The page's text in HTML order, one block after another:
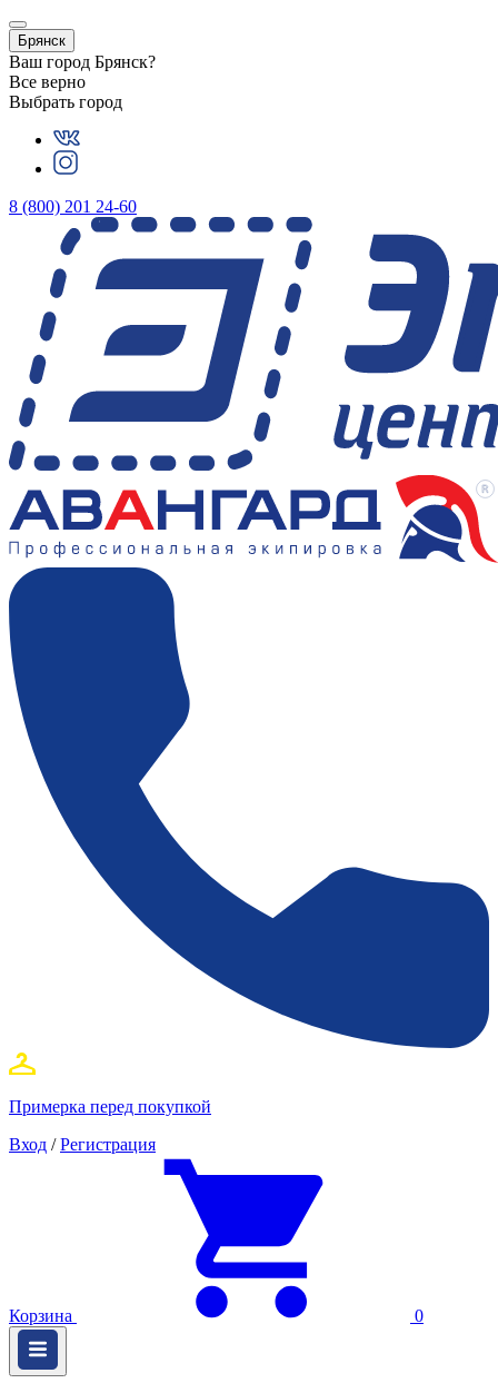
Брянск
Ваш город Брянск?
Все верно
Выбрать город
8 (800) 201 24-60
Примерка перед покупкой
Вход / Регистрация
Корзина 0